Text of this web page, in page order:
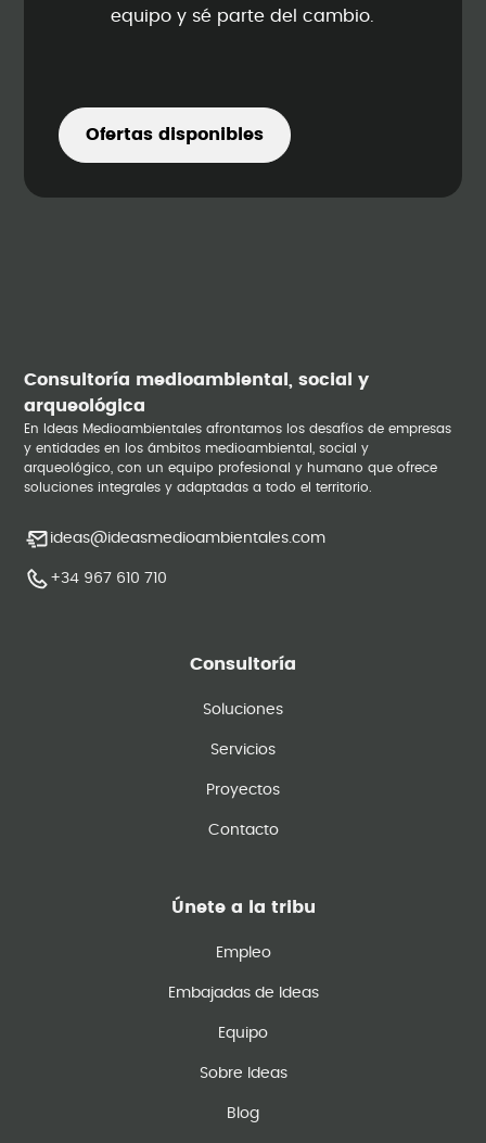
equipo y sé parte del cambio.
Ofertas disponibles
Consultoría medioambiental, social y
arqueológica
En Ideas Medioambientales afrontamos los desafíos de empresas
y entidades en los ámbitos medioambiental, social y
arqueológico, con un equipo profesional y humano que ofrece
soluciones integrales y adaptadas a todo el territorio.
ideas@ideasmedioambientales.com
+34 967 610 710
Consultoría
Soluciones
Servicios
Proyectos
Contacto
Únete a la tribu
Empleo
Embajadas de Ideas
Equipo
Sobre Ideas
Blog